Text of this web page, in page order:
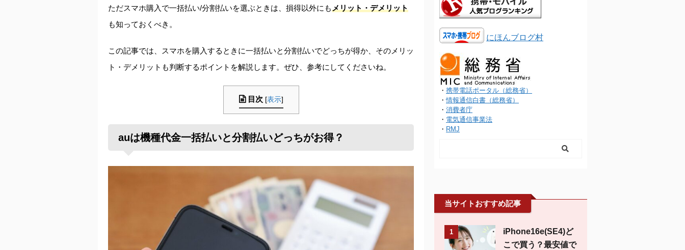
ただスマホ購入で一括払い/分割払いを選ぶときは、損得以外にもメリット・デメリット
も知っておくべき。
この記事では、スマホを購入するときに一括払いと分割払いでどっちが得か、そのメリッ
ト・デメリットも判断するポイントを解説します。ぜひ、参考にしてくださいね。
目次 [表示]
auは機種代金一括払いと分割払いどっちがお得？
にほんブログ村
・ 携帯電話ポータル（総務省）
・情報通信白書（総務省）
・ 消費者庁
・ 電気通信事業法
・ RMJ
当サイトおすすめ記事
1
iPhone16e(SE4)ど
こで買う？最安値で